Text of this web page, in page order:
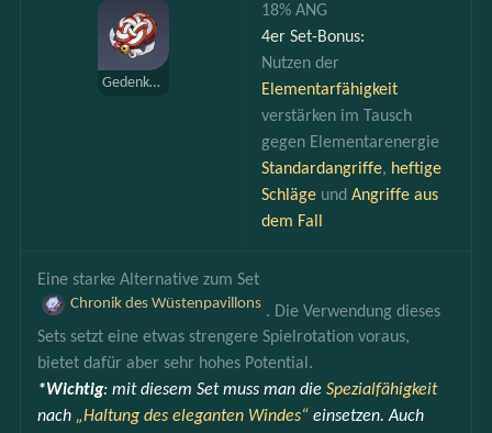
Gedenken an Shimenawa
18% ANG
4er Set-Bonus:
Nutzen der
Elementarfähigkeit
verstärken im Tausch
gegen Elementarenergie
Standardangriffe, heftige
Schläge und Angriffe aus
dem Fall
Eine starke Alternative zum Set
Chronik des Wüstenpavillons . Die Verwendung dieses
Sets setzt eine etwas strengere Spielrotation voraus,
bietet dafür aber sehr hohes Potential.
*Wichtig: mit diesem Set muss man die Spezialfähigkeit
nach „Haltung des eleganten Windes“ einsetzen. Auch